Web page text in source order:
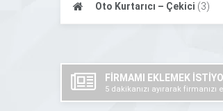
Oto Kurtarıcı – Çekici (3)
FİRMAMI EKLEMEK
5 dakikanızı ayırarak firmanızı